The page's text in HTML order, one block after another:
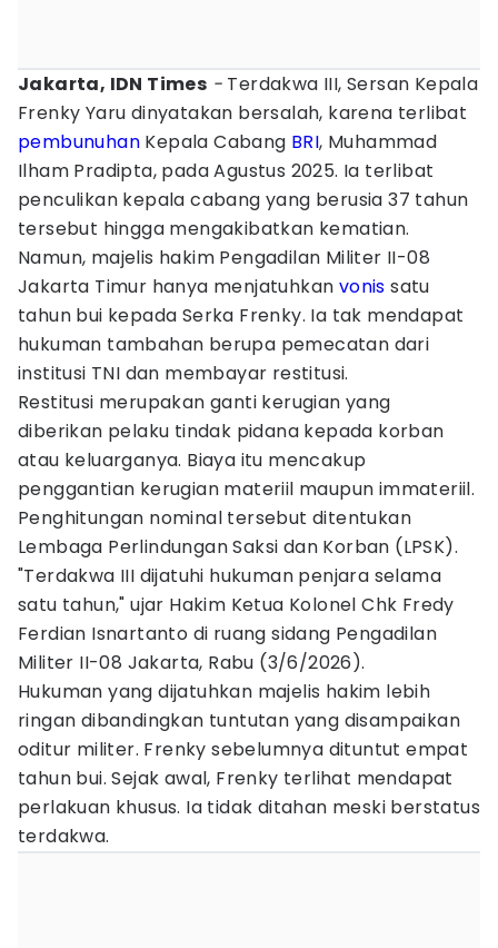
Jakarta, IDN Times - Terdakwa III, Sersan Kepala
Frenky Yaru dinyatakan bersalah, karena terlibat
pembunuhan Kepala Cabang BRI, Muhammad
Ilham Pradipta, pada Agustus 2025. Ia terlibat
penculikan kepala cabang yang berusia 37 tahun
tersebut hingga mengakibatkan kematian.
Namun, majelis hakim Pengadilan Militer II-08
Jakarta Timur hanya menjatuhkan vonis satu
tahun bui kepada Serka Frenky. Ia tak mendapat
hukuman tambahan berupa pemecatan dari
institusi TNI dan membayar restitusi.
Restitusi merupakan ganti kerugian yang
diberikan pelaku tindak pidana kepada korban
atau keluarganya. Biaya itu mencakup
penggantian kerugian materiil maupun immateriil.
Penghitungan nominal tersebut ditentukan
Lembaga Perlindungan Saksi dan Korban (LPSK).
"Terdakwa III dijatuhi hukuman penjara selama
satu tahun," ujar Hakim Ketua Kolonel Chk Fredy
Ferdian Isnartanto di ruang sidang Pengadilan
Militer II-08 Jakarta, Rabu (3/6/2026).
Hukuman yang dijatuhkan majelis hakim lebih
ringan dibandingkan tuntutan yang disampaikan
oditur militer. Frenky sebelumnya dituntut empat
tahun bui. Sejak awal, Frenky terlihat mendapat
perlakuan khusus. Ia tidak ditahan meski berstatus
terdakwa.